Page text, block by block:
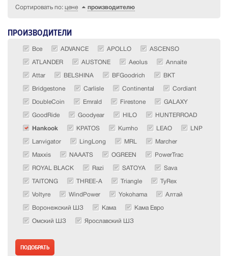
Сортировать по: цене производителю
ПРОИЗВОДИТЕЛИ
Все ADVANCE APOLLO ASCENSO
ATLANDER AUSTONE Aeolus Annaite
Attar BELSHINA BFGoodrich BKT
Bridgestone Carlisle Continental Cordiant
DoubleCoin Emrald Firestone GALAXY
GoodRide Goodyear HILO HUNTERROAD
Hankook KPATOS Kumho LEAO LNP
Lanvigator LingLong MRL Marcher
Maxxis NAAATS OGREEN PowerTrac
ROYAL BLACK Razi SATOYA Sava
TAITONG THREE-A Triangle TyRex
Voltyre WindPower Yokohama Алтай
Воронежский ШЗ Кама Кама Евро
Омский ШЗ Ярославский ШЗ